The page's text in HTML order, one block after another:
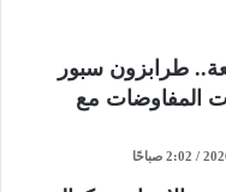
طرابزون سبور
المفاوضات مع